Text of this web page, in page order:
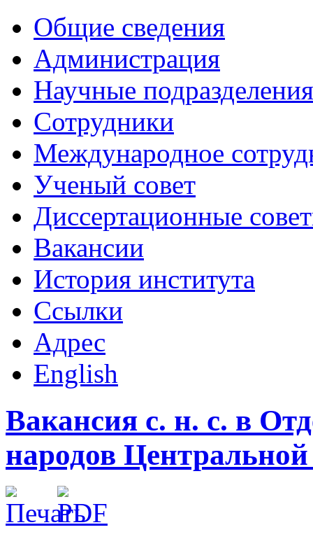
Общие сведения
Администрация
Научные подразделения
Сотрудники
Международное
Ученый совет
Диссертационные
Вакансии
История института
Ссылки
Адрес
English
Вакансия с. н. с. в
народов